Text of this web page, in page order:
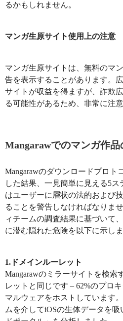
るかもしれません。
マンガ生原サイト使用上の注意
マンガ生原サイトは、無料のマ
告を表示することがあります。
サイトが収益を得ますが、詐欺
る可能性があるため、非常に注
Mangarawでのマンガ作
Mangarawのダウンロードプロト
した結果、一見簡単に見える5
はユーザーに層状の法的および
ることを警告しなければなりま
ィチームの調査結果に基づいて
に潜む隠れた危険を以下に示しま
​​1.ドメインルーレット​​
Mangarawのミラーサイトを検索
レットと同じです – 62%のプロ
マルウェアをホストしています
ムを介してiOSの生体データを